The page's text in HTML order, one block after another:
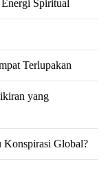
Spiritual
Terlupakan
yang
Konspirasi Global?